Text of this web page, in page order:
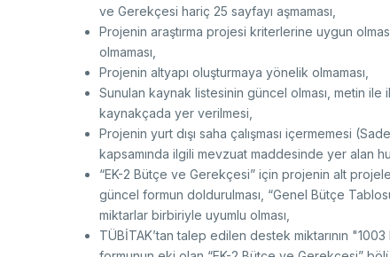
ve Gerekçesi hariç 25 sayfayı aşmaması,
Projenin araştırma projesi kriterlerine uygun
olmaması,
Projenin altyapı oluşturmaya yönelik olmaması,
Sunulan kaynak listesinin güncel olması, metin ile
kaynakçada yer verilmesi,
Projenin yurt dışı saha çalışması içermemesi
kapsamında ilgili mevzuat maddesinde yer alan
“EK-2 Bütçe ve Gerekçesi” için projenin alt
güncel formun doldurulması, “Genel Bütçe
miktarlar birbiriyle uyumlu olması,
TÜBİTAK’tan talep edilen destek miktarının